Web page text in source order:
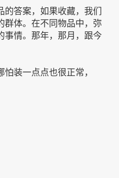
的答案，如果收藏，我们
群体。在不同物品中，弥
事情。那年，那月，跟今
装一点点也很正常，